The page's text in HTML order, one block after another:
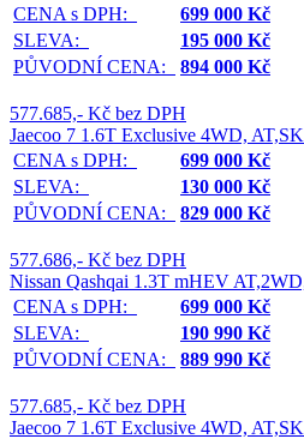
CENA s DPH:
699 000 Kč
SLEVA:
195 000 Kč
PŮVODNÍ CENA:
894 000 Kč
577.685,- Kč bez DPH
Jaecoo 7 1.6T Exclusive 4WD,
CENA s DPH:
699 000 Kč
SLEVA:
130 000 Kč
PŮVODNÍ CENA:
829 000 Kč
577.686,- Kč bez DPH
Nissan Qashqai 1.3T mHEV
CENA s DPH:
699 000 Kč
SLEVA:
190 990 Kč
PŮVODNÍ CENA:
889 990 Kč
577.685,- Kč bez DPH
Jaecoo 7 1.6T Exclusive 4WD,